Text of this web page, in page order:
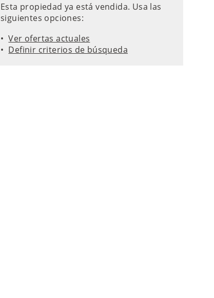
Esta propiedad ya está vendida. Usa las
siguientes opciones:
Ver ofertas actuales
Definir criterios de búsqueda